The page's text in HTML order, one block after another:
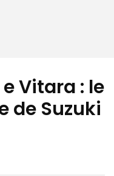
Vitara : le
de Suzuki